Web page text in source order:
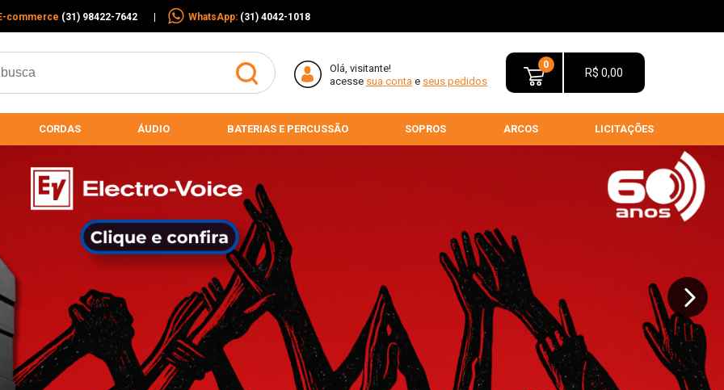
commerce (31) 98422-7642 WhatsApp: (31) 4042-1018
Olá, visitante!
acesse sua conta e seus pedidos
0
R$ 0,00
CORDAS ÁUDIO BATERIAS E PERCUSSÃO SOPROS ARCOS LICITAÇÕES